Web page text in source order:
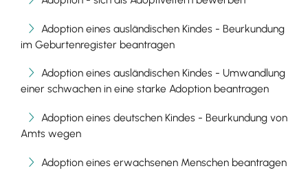
Adoption eines ausländischen Kindes - Beurkundung
im Geburtenregister beantragen
Adoption eines ausländischen Kindes - Umwandlung
einer schwachen in eine starke Adoption beantragen
Adoption eines deutschen Kindes - Beurkundung von
Amts wegen
Adoption eines erwachsenen Menschen beantragen